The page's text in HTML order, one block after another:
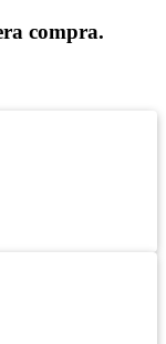
compra.